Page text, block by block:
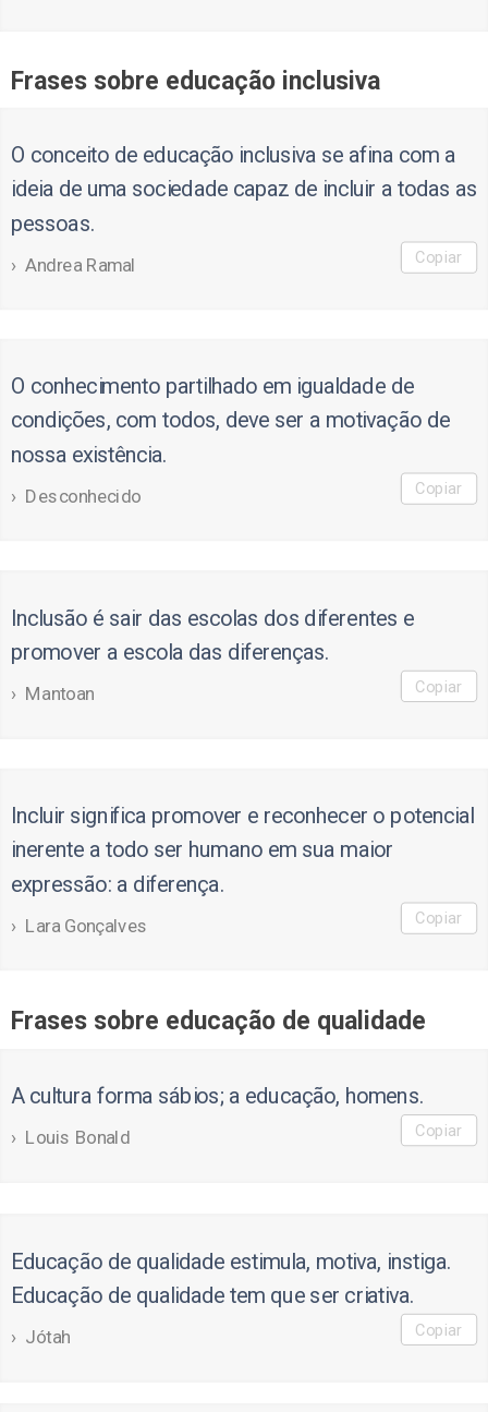
Frases sobre educação inclusiva
O conceito de educação inclusiva se afina com a
ideia de uma sociedade capaz de incluir a todas as
pessoas.
Andrea Ramal Copiar
O conhecimento partilhado em igualdade de
condições, com todos, deve ser a motivação de
nossa existência.
Desconhecido Copiar
Inclusão é sair das escolas dos diferentes e
promover a escola das diferenças.
Mantoan Copiar
Incluir significa promover e reconhecer o potencial
inerente a todo ser humano em sua maior
expressão: a diferença.
Lara Gonçalves Copiar
Frases sobre educação de qualidade
A cultura forma sábios; a educação, homens.
Louis Bonald Copiar
Educação de qualidade estimula, motiva, instiga.
Educação de qualidade tem que ser criativa.
Jótah Copiar